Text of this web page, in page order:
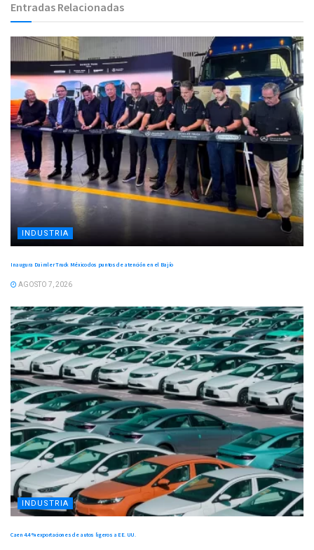
Entradas Relacionadas
INDUSTRIA
Inaugura Daimler Truck México dos puntos de atención en el Bajío
AGOSTO 7, 2026
INDUSTRIA
Caen 4.4 % exportaciones de autos ligeros a EE. UU.